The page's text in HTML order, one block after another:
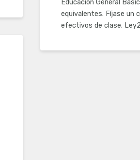
Educación General
equivalentes. Fíjase un
efectivos de clase.